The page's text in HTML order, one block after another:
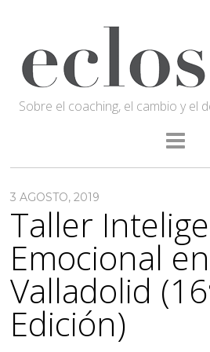
Sobre el coaching, el cambio y el
3 AGOSTO, 2019
Taller
Emocional en
Valladolid
Edición)